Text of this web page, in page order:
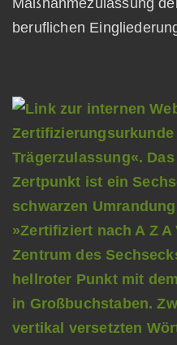
Maßnahmezulassung
beruflichen